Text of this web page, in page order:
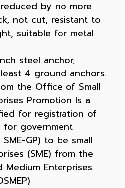
by no more
not cut, resistant to
suitable for metal
steel anchor,
4 ground anchors.
the Office of Small
Promotion Is a
for registration of
for government
GP) to be small
(SME) from the
Enterprises